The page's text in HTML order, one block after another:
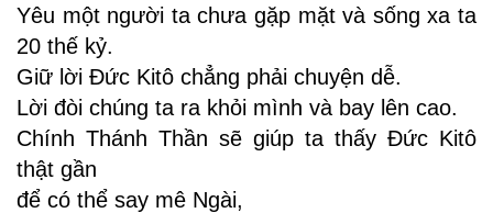
Yêu một người ta chưa gặp mặt và sống xa ta
20 thế kỷ.
Giữ lời Ðức Kitô chẳng phải chuyện dễ.
Lời đòi chúng ta ra khỏi mình và bay lên cao.
Chính Thánh Thần sẽ giúp ta thấy Ðức Kitô
thật gần
để có thể say mê Ngài,